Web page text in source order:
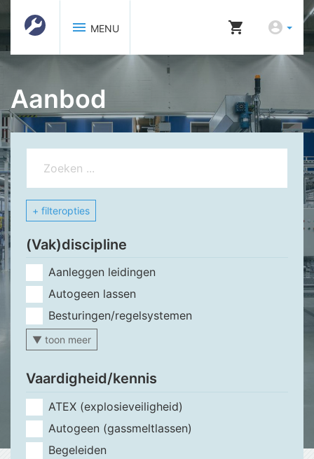
menu MENU shopping_cart account_circle
Aanbod
+ filteropties
(Vak)discipline
Aanleggen leidingen
Autogeen lassen
Besturingen/regelsystemen
▼ toon meer
Vaardigheid/kennis
ATEX (explosieveiligheid)
Autogeen (gassmeltlassen)
Begeleiden